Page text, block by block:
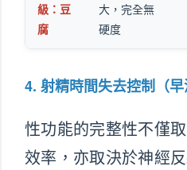
級：豆
腐
大，完全無
硬度
4. 射精時間失去控制（早
性功能的完整性不僅
效率，亦取決於神經